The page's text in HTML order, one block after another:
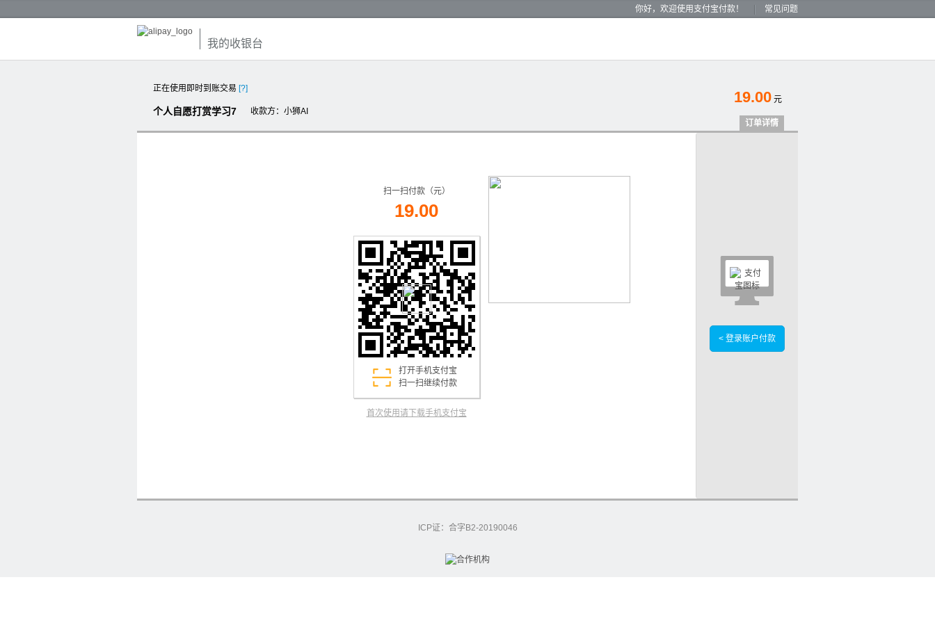
常见问题
你好，欢迎使用支付宝付款！
我的收银台
正在使用即时到账交易 [?]
个人自愿打赏学习7 收款方：小狮AI
19.00 元
订单详情
扫一扫付款（元）
19.00
打开手机支付宝
扫一扫继续付款
首次使用请下载手机支付宝

< 登录账户付款
ICP证：合字B2-20190046